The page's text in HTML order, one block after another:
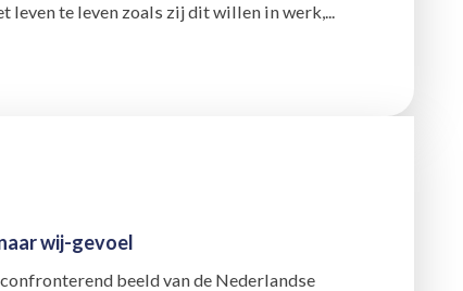
leven te leven zoals zij dit willen in werk,...
wij-gevoel
beeld van de Nederlandse